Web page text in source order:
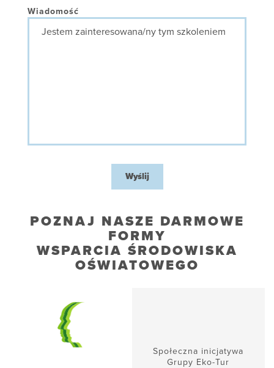
Wiadomość
Wyślij
POZNAJ NASZE DARMOWE
FORMY
WSPARCIA ŚRODOWISKA
OŚWIATOWEGO
Społeczna inicjatywa
Grupy Eko-Tur